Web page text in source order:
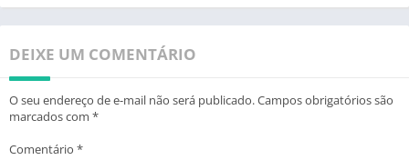
DEIXE UM COMENTÁRIO
O seu endereço de e-mail não será publicado.Campos obrigatórios são
marcados com *
Comentário *